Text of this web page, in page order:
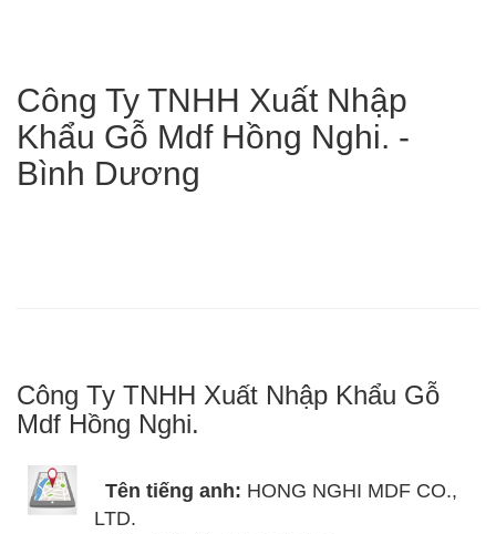
Công Ty TNHH Xuất Nhập
Khẩu Gỗ Mdf Hồng Nghi. -
Bình Dương
Công Ty TNHH Xuất Nhập Khẩu Gỗ
Mdf Hồng Nghi.
Tên tiếng anh: HONG NGHI MDF CO.,
LTD.